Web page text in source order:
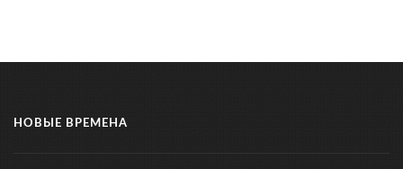
НОВЫЕ ВРЕМЕНА